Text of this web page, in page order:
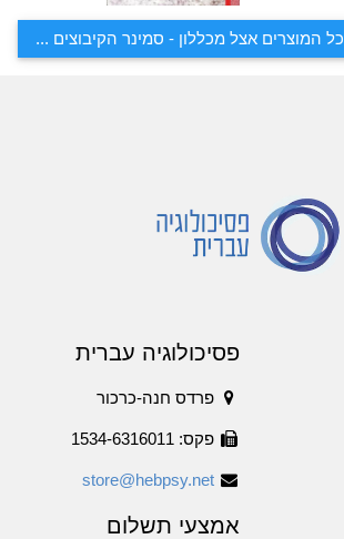
כל המוצרים אצל מכללון - סמינר הקיבוצים ...
פסיכולוגיה עברית
פרדס חנה-כרכור
פקס: 1534-6316011
store@hebpsy.net
אמצעי תשלום